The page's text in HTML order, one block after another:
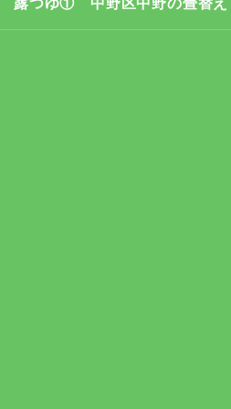
つゆ① 中野区中野の畳替え